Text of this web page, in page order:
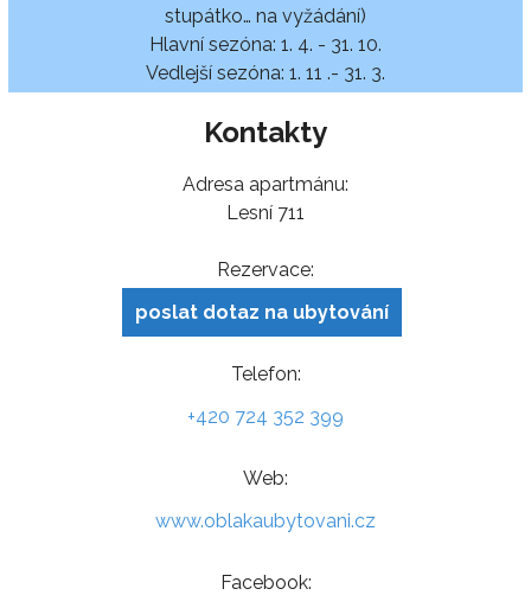
stupátko… na vyžádání)
Hlavní sezóna: 1. 4. - 31. 10.
Vedlejší sezóna: 1. 11 .- 31. 3.
Kontakty
Adresa apartmánu:
Lesní 711
Rezervace:
poslat dotaz na ubytování
Telefon:
+420 724 352 399
Web:
www.oblakaubytovani.cz
Facebook: